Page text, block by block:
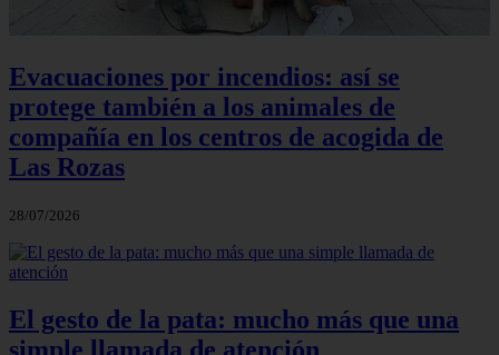
Evacuaciones por incendios: así se
protege también a los animales de
compañía en los centros de acogida de
Las Rozas
28/07/2026
El gesto de la pata: mucho más que una